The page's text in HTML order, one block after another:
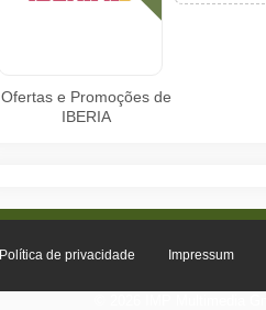
Ofertas e Promoções de
IBERIA
Política de privacidade Impressum